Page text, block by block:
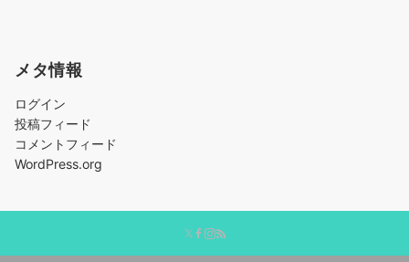
ー
送
り
メタ情報
ログイン
投稿フィード
コメントフィード
WordPress.org